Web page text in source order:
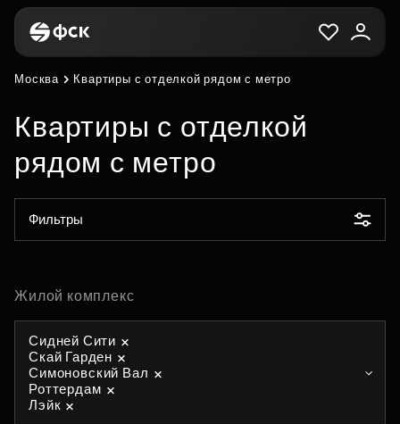
Москва Квартиры с отделкой рядом с метро
Квартиры с отделкой
рядом с метро
Фильтры
Жилой комплекс
Сидней Сити
Скай Гарден
Симоновский Вал
Роттердам
Лэйк